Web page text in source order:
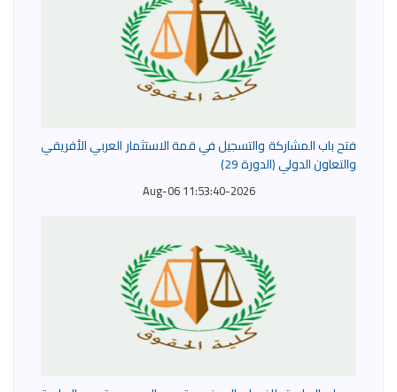
فتح باب المشاركة والتسجيل في قمة الاستثمار العربي الأفريقي
والتعاون الدولي (الدورة 29)
2026-Aug-06 11:53:40